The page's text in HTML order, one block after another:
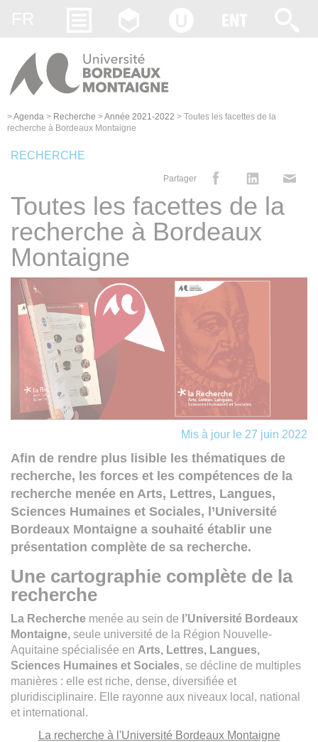
>Agenda > Recherche >Année 2021-2022 > Toutes les facettes de la
recherche à Bordeaux Montaigne
RECHERCHE
Partager
Toutes les facettes de la
recherche à Bordeaux
Montaigne
Mis à jour le 27 juin 2022
Afin de rendre plus lisible les thématiques de
recherche, les forces et les compétences de la
recherche menée en Arts, Lettres, Langues,
Sciences Humaines et Sociales, l’Université
Bordeaux Montaigne a souhaité établir une
présentation complète de sa recherche.
Une cartographie complète de la
recherche
La Recherche menée au sein de l’Université Bordeaux
Montaigne, seule université de la Région Nouvelle-
Aquitaine spécialisée en Arts, Lettres, Langues,
Sciences Humaines et Sociales, se décline de multiples
manières : elle est riche, dense, diversifiée et
pluridisciplinaire. Elle rayonne aux niveaux local, national
et international.
La recherche à l'Université Bordeaux Montaigne